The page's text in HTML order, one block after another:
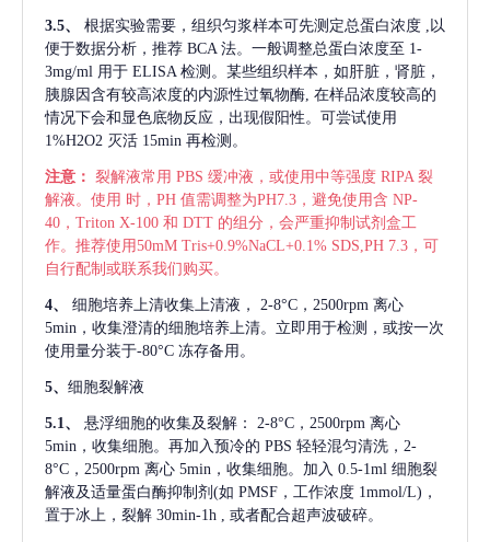
3.5、 根据实验需要，组织匀浆样本可先测定总蛋白浓度 ,以
便于数据分析，推荐 BCA 法。一般调整总蛋白浓度至 1-
3mg/ml 用于 ELISA 检测。某些组织样本，如肝脏，肾脏，
胰腺因含有较高浓度的内源性过氧物酶, 在样品浓度较高的
情况下会和显色底物反应，出现假阳性。可尝试使用
1%H2O2 灭活 15min 再检测。
注意： 裂解液常用 PBS 缓冲液，或使用中等强度 RIPA 裂
解液。使用 时，PH 值需调整为PH7.3，避免使用含 NP-
40，Triton X-100 和 DTT 的组分，会严重抑制试剂盒工
作。推荐使用50mM Tris+0.9%NaCL+0.1% SDS,PH 7.3，可
自行配制或联系我们购买。
4、 细胞培养上清收集上清液，
2-8°C，2500rpm 离心
5min，收集澄清的细胞培养上清。立即用于检测，或按一次
使用量分装于-80°C 冻存备用。
5、 细胞裂解液
5.1、 悬浮细胞的收集及裂解：
2-8°C，2500rpm 离心
5min，收集细胞。再加入预冷的 PBS 轻轻混匀清洗，2-
8°C，2500rpm 离心 5min，收集细胞。加入 0.5-1ml 细胞裂
解液及适量蛋白酶抑制剂(如 PMSF，工作浓度 1mmol/L)，
置于冰上，裂解 30min-1h , 或者配合超声波破碎。